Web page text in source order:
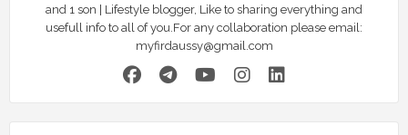
and 1 son | Lifestyle blogger, Like to sharing everything and
usefull info to all of you.For any collaboration please email:
myfirdaussy@gmail.com